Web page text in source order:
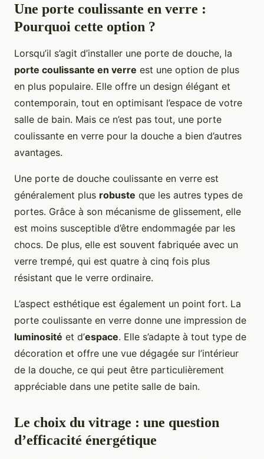
Une porte coulissante en verre :
Pourquoi cette option ?
Lorsqu’il s’agit d’installer une porte de douche, la
porte coulissante en verre est une option de plus
en plus populaire. Elle offre un design élégant et
contemporain, tout en optimisant l’espace de votre
salle de bain. Mais ce n’est pas tout, une porte
coulissante en verre pour la douche a bien d’autres
avantages.
Une porte de douche coulissante en verre est
généralement plus robuste que les autres types de
portes. Grâce à son mécanisme de glissement, elle
est moins susceptible d’être endommagée par les
chocs. De plus, elle est souvent fabriquée avec un
verre trempé, qui est quatre à cinq fois plus
résistant que le verre ordinaire.
L’aspect esthétique est également un point fort. La
porte coulissante en verre donne une impression de
luminosité et d’espace. Elle s’adapte à tout type de
décoration et offre une vue dégagée sur l’intérieur
de la douche, ce qui peut être particulièrement
appréciable dans une petite salle de bain.
Le choix du vitrage : une question
d’efficacité énergétique